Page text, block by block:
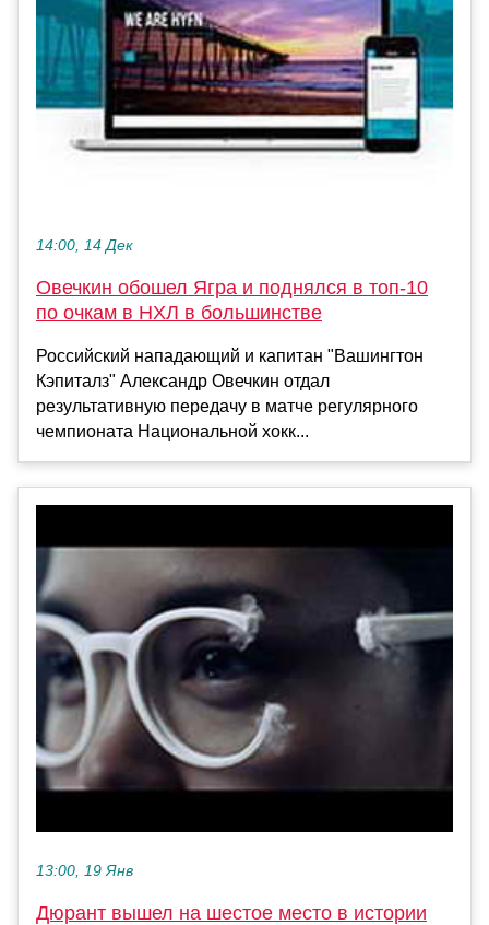
14:00, 14 Дек
Овечкин обошел Ягра и поднялся в топ-10
по очкам в НХЛ в большинстве
Российский нападающий и капитан "Вашингтон
Кэпиталз" Александр Овечкин отдал
результативную передачу в матче регулярного
чемпионата Национальной хокк...
13:00, 19 Янв
Дюрант вышел на шестое место в истории